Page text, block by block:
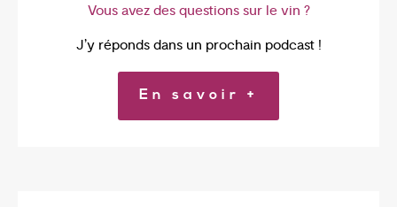
Vous avez des questions sur le vin ?
J’y réponds dans un prochain podcast !
En savoir +